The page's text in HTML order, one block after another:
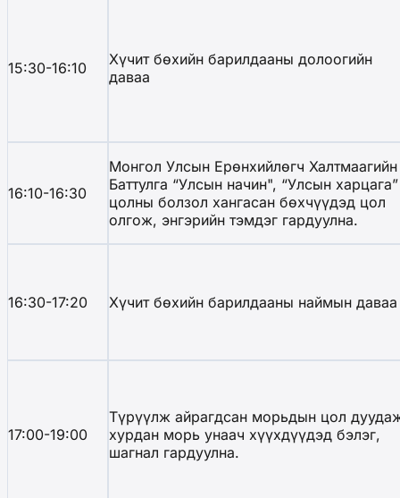
15:30-16:10
Хүчит бөхийн барилдааны долоогийн
даваа
16:10-16:30
Монгол Улсын Ерөнхийлөгч Халтмаагийн
Баттулга “Улсын начин", “Улсын харцага”
цолны болзол хангасан бөхчүүдэд цол
олгож, энгэрийн тэмдэг гардуулна.
16:30-17:20 Хүчит бөхийн барилдааны наймын даваа
17:00-19:00
Түрүүлж айрагдсан морьдын цол
хурдан морь унаач хүүхдүүдэд бэлэг,
шагнал гардуулна.